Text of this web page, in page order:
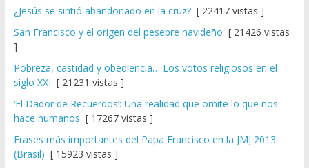
¿Jesús se sintió abandonado en la cruz?[ 22417 vistas ]
San Francisco y el origen del pesebre navideño [ 21426 vistas
]
Pobreza, castidad y obediencia… Los votos religiosos en el
siglo XXI [ 21231 vistas ]
‘El Dador de Recuerdos’: Una realidad que omite lo que nos
hace humanos [ 17267 vistas ]
Frases más importantes del Papa Francisco en la JMJ 2013
(Brasil) [ 15923 vistas ]